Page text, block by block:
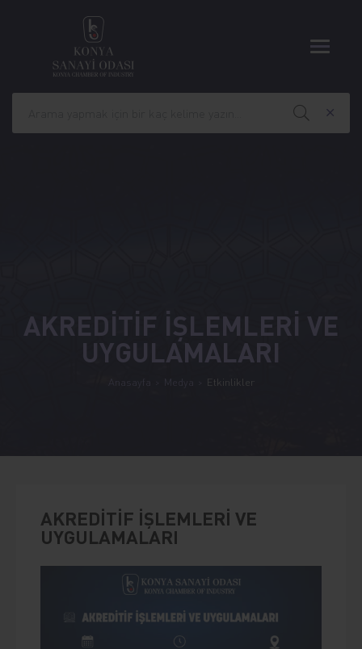
AKREDİTİF İŞLEMLERİ VE
UYGULAMALARI
Anasayfa Medya Etkinlikler
AKREDİTİF İŞLEMLERİ VE
UYGULAMALARI